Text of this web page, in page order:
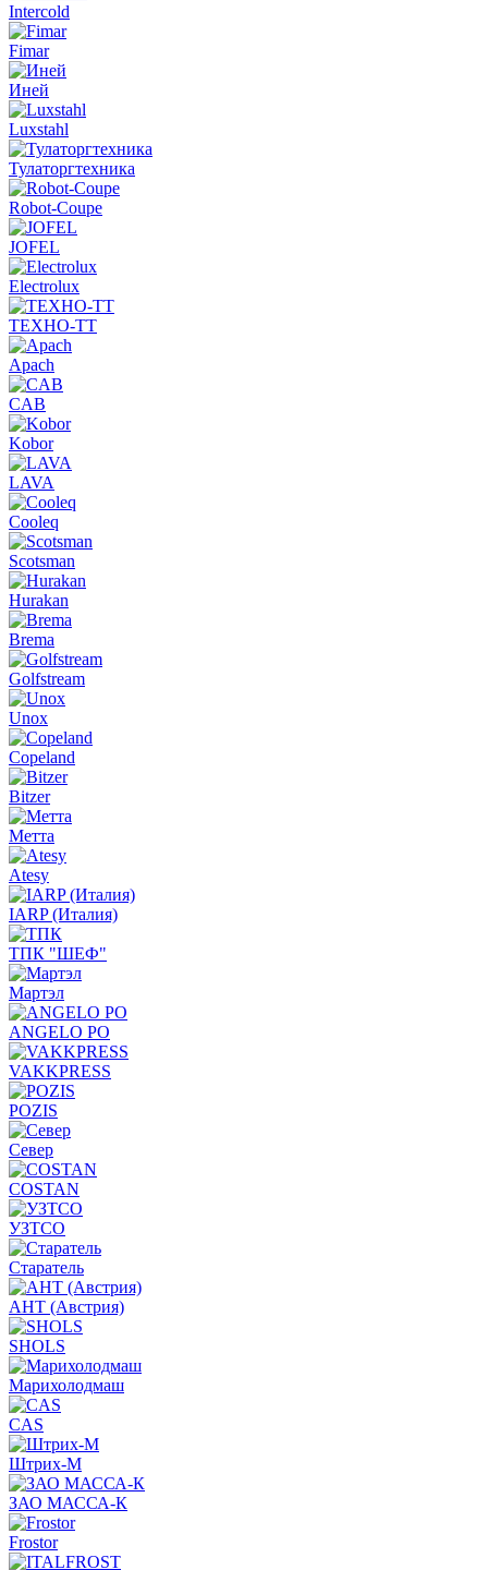
Intercold
Fimar
Иней
Luxstahl
Тулаторгтехника
Robot-Coupe
JOFEL
Electrolux
ТЕХНО-ТТ
Apach
CAB
Kobor
LAVA
Cooleq
Scotsman
Hurakan
Brema
Golfstream
Unox
Copeland
Bitzer
Метта
Atesy
IARP (Италия)
ТПК "ШЕФ"
Мартэл
ANGELO PO
VAKKPRESS
POZIS
Север
COSTAN
УЗТСО
Старатель
АНТ (Австрия)
SHOLS
Марихолодмаш
CAS
Штрих-М
ЗАО МАССА-К
Frostor